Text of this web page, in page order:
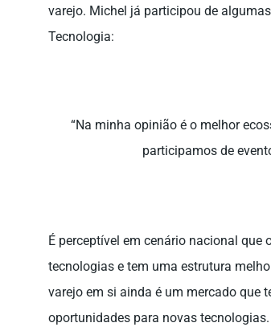
varejo. Michel já participou de
Tecnologia:
“Na minha opinião é o melhor
participamos de
É perceptível em cenário nacional
tecnologias e tem uma estrutura
varejo em si ainda é um mercado que
oportunidades para novas tecnologias.